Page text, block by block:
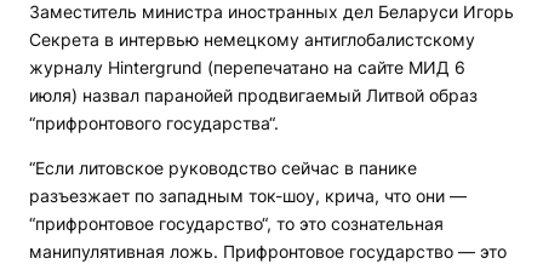
Заместитель министра иностранных дел Беларуси Игорь
Секрета в интервью немецкому антиглобалистскому
журналу Hintergrund (перепечатано на сайте МИД 6
июля) назвал паранойей продвигаемый Литвой образ
“прифронтового государства“.
“Если литовское руководство сейчас в панике
разъезжает по западным ток-шоу, крича, что они —
“прифронтовое государство“, то это сознательная
манипулятивная ложь. Прифронтовое государство — это